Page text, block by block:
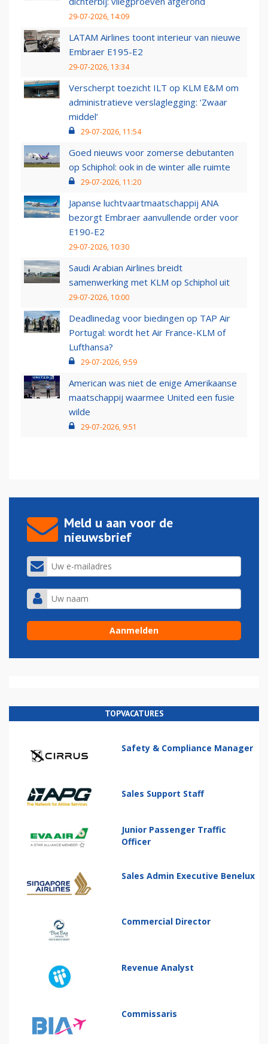
29-07-2026, 14:09
LATAM Airlines toont interieur van nieuwe
Embraer E195-E2
29-07-2026, 13:34
Verscherpt toezicht ILT op KLM E&M om
administratieve verslaglegging: ‘Zwaar
middel’
29-07-2026, 11:54
Goed nieuws voor zomerse debutanten
op Schiphol: ook in de winter alle ruimte
29-07-2026, 11:20
Japanse luchtvaartmaatschappij ANA
bezorgt Embraer aanvullende order voor
E190-E2
29-07-2026, 10:30
Saudi Arabian Airlines breidt
samenwerking met KLM op Schiphol uit
29-07-2026, 10:00
Deadlinedag voor biedingen op TAP Air
Portugal: wordt het Air France-KLM of
Lufthansa?
29-07-2026, 9:59
American was niet de enige Amerikaanse
maatschappij waarmee United een fusie
wilde
29-07-2026, 9:51
Meld u aan voor de
nieuwsbrief
TOPVACATURES
Safety & Compliance Manager
Sales Support Staff
Junior Passenger Traffic
Officer
Sales Admin Executive Benelux
Commercial Director
Revenue Analyst
Commissaris